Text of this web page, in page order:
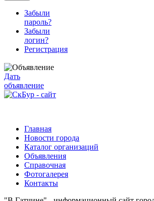
Забыли
пароль?
Забыли
логин?
Регистрация
Дать
объявление
Главная
Новости города
Каталог организаций
Объявления
Справочная
Фотогалерея
Контакты